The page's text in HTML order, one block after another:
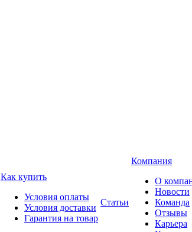
Как купить
Условия оплаты
Условия доставки
Гарантия на товар
Статьи
Компания
О
Новости
Команда
Отзывы
Карьера